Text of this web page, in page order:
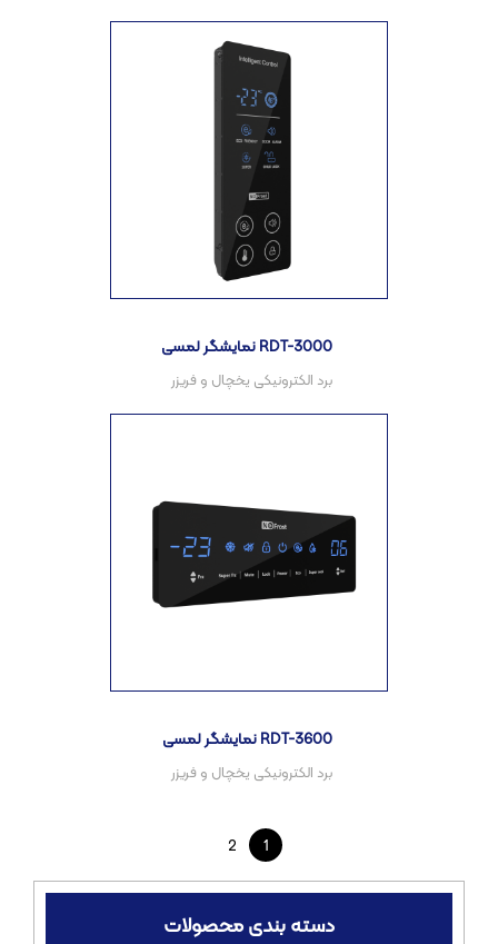
دسته بندی محصولات
نمایشگر لمسی RDT-3000
نمایشگر لمسی RDT-3600
1
2